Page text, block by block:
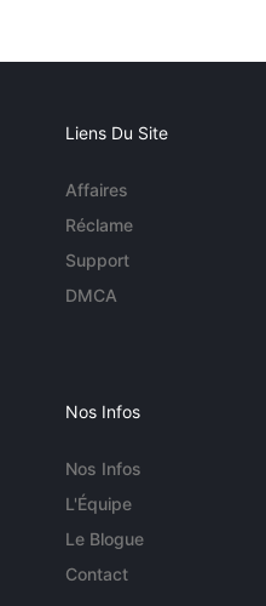
Liens Du Site
Affaires
Réclame
Support
DMCA
Nos Infos
Nos Infos
L'Équipe
Le Blogue
Contact